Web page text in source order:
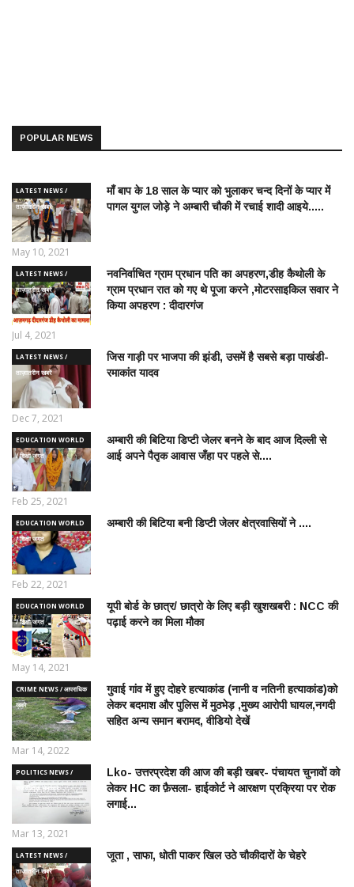
POPULAR NEWS
LATEST NEWS /
ताज़ातरीन खबरें
माँ बाप के 18 साल के प्यार को भुलाकर चन्द दिनों के प्यार में
पागल युगल जोड़े ने अम्बारी चौकी में रचाई शादी आइये.....
May 10, 2021
LATEST NEWS /
ताज़ातरीन खबरें
नवनिर्वाचित ग्राम प्रधान पति का अपहरण,डीह कैथोली के
ग्राम प्रधान रात को गए थे पूजा करने ,मोटरसाइकिल सवार ने
किया अपहरण : दीदारगंज
Jul 4, 2021
LATEST NEWS /
ताज़ातरीन खबरें
जिस गाड़ी पर भाजपा की झंडी, उसमें है सबसे बड़ा पाखंडी-
रमाकांत यादव
Dec 7, 2021
EDUCATION WORLD
/ शिक्षा जगत
अम्बारी की बिटिया डिप्टी जेलर बनने के बाद आज दिल्ली से
आई अपने पैतृक आवास जँहा पर पहले से....
Feb 25, 2021
EDUCATION WORLD
/ शिक्षा जगत
अम्बारी की बिटिया बनी डिप्टी जेलर क्षेत्रवासियों ने ....
Feb 22, 2021
EDUCATION WORLD
/ शिक्षा जगत
यूपी बोर्ड के छात्र/ छात्रो के लिए बड़ी खुशखबरी : NCC की
पढ़ाई करने का मिला मौका
May 14, 2021
CRIME NEWS / आपराधिक
ख़बरे
गुवाई गांव में हुए दोहरे हत्याकांड (नानी व नतिनी हत्याकांड)को
लेकर बदमाश और पुलिस में मुठभेड़ ,मुख्य आरोपी घायल,नगदी
सहित अन्य समान बरामद, वीडियो देखें
Mar 14, 2022
POLITICS NEWS /
राजनीतिक समाचार
Lko- उत्तरप्रदेश की आज की बड़ी खबर- पंचायत चुनावों को
लेकर HC का फ़ैसला- हाईकोर्ट ने आरक्षण प्रक्रिया पर रोक
लगाई...
Mar 13, 2021
LATEST NEWS /
ताज़ातरीन खबरें
जूता , साफा, धोती पाकर खिल उठे चौकीदारों के चेहरे